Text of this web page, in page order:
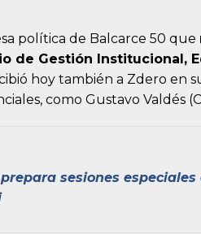
política de Balcarce 50 que
de Gestión Institucional,
hoy también a Zdero en
como Gustavo Valdés
sesiones